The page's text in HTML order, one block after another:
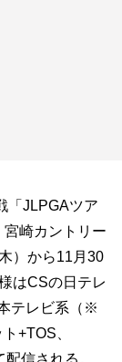
「JLPGAツア
崎カントリー
）から11月30
はCSの日テレ
テレビ系（※
+TOS、
信される。